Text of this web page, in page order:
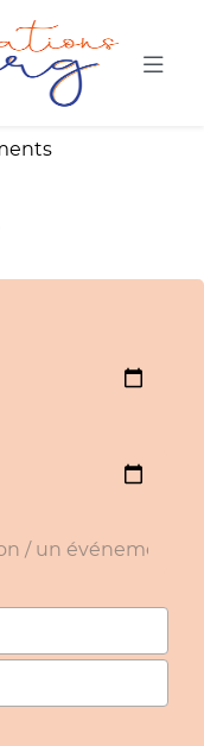
un événement